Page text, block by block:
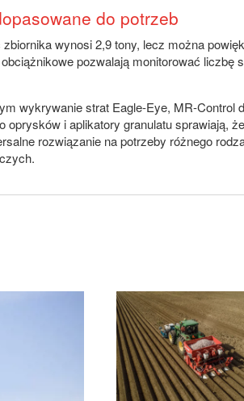
do potrzeb
wynosi 2,9 tony, lecz można
pozwalają monitorować liczbę
wykrywanie strat Eagle-Eye, MR-Control
oprysków i aplikatory granulatu sprawiają,
rozwiązanie na potrzeby różnego